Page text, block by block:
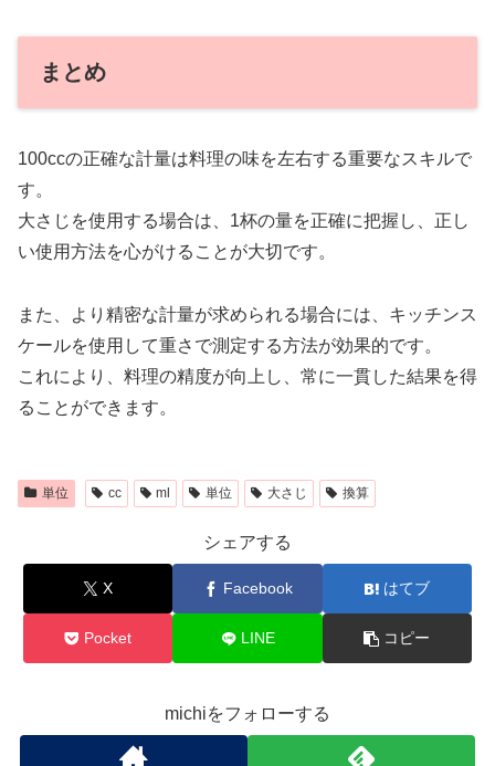
まとめ
100ccの正確な計量は料理の味を左右する重要なスキルで
す。
大さじを使用する場合は、1杯の量を正確に把握し、正し
い使用方法を心がけることが大切です。
また、より精密な計量が求められる場合には、キッチンス
ケールを使用して重さで測定する方法が効果的です。
これにより、料理の精度が向上し、常に一貫した結果を得
ることができます。
単位 cc ml 単位 大さじ 換算
シェアする
X Facebook はてブ
Pocket LINE コピー
michiをフォローする